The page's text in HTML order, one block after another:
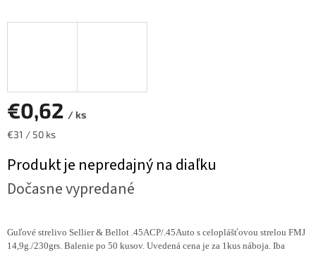
€0,62 / ks
Jednotková
€31 / 50 ks
Produkt je nepredajný na diaľku
Dočasne vypredané
Guľové strelivo Sellier & Bellot .45ACP/.45Auto s celoplášťovou strelou FMJ
14,9g./230grs. Balenie po 50 kusov. Uvedená cena je za 1kus náboja. Iba